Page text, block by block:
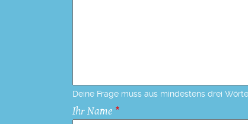
Deine Frage muss aus mindestens drei
Ihr Name